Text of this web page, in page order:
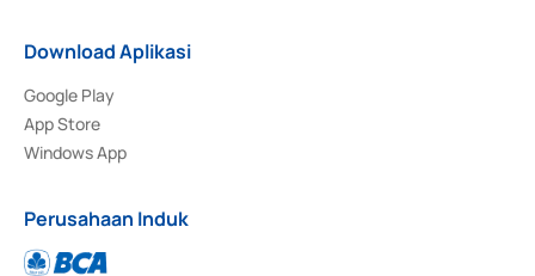
Download Aplikasi
Google Play
App Store
Windows App
Perusahaan Induk